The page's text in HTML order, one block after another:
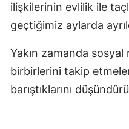
ilişkilerinin evlilik ile
geçtiğimiz aylarda
Yakın zamanda
birbirlerini takip
barıştıklarını